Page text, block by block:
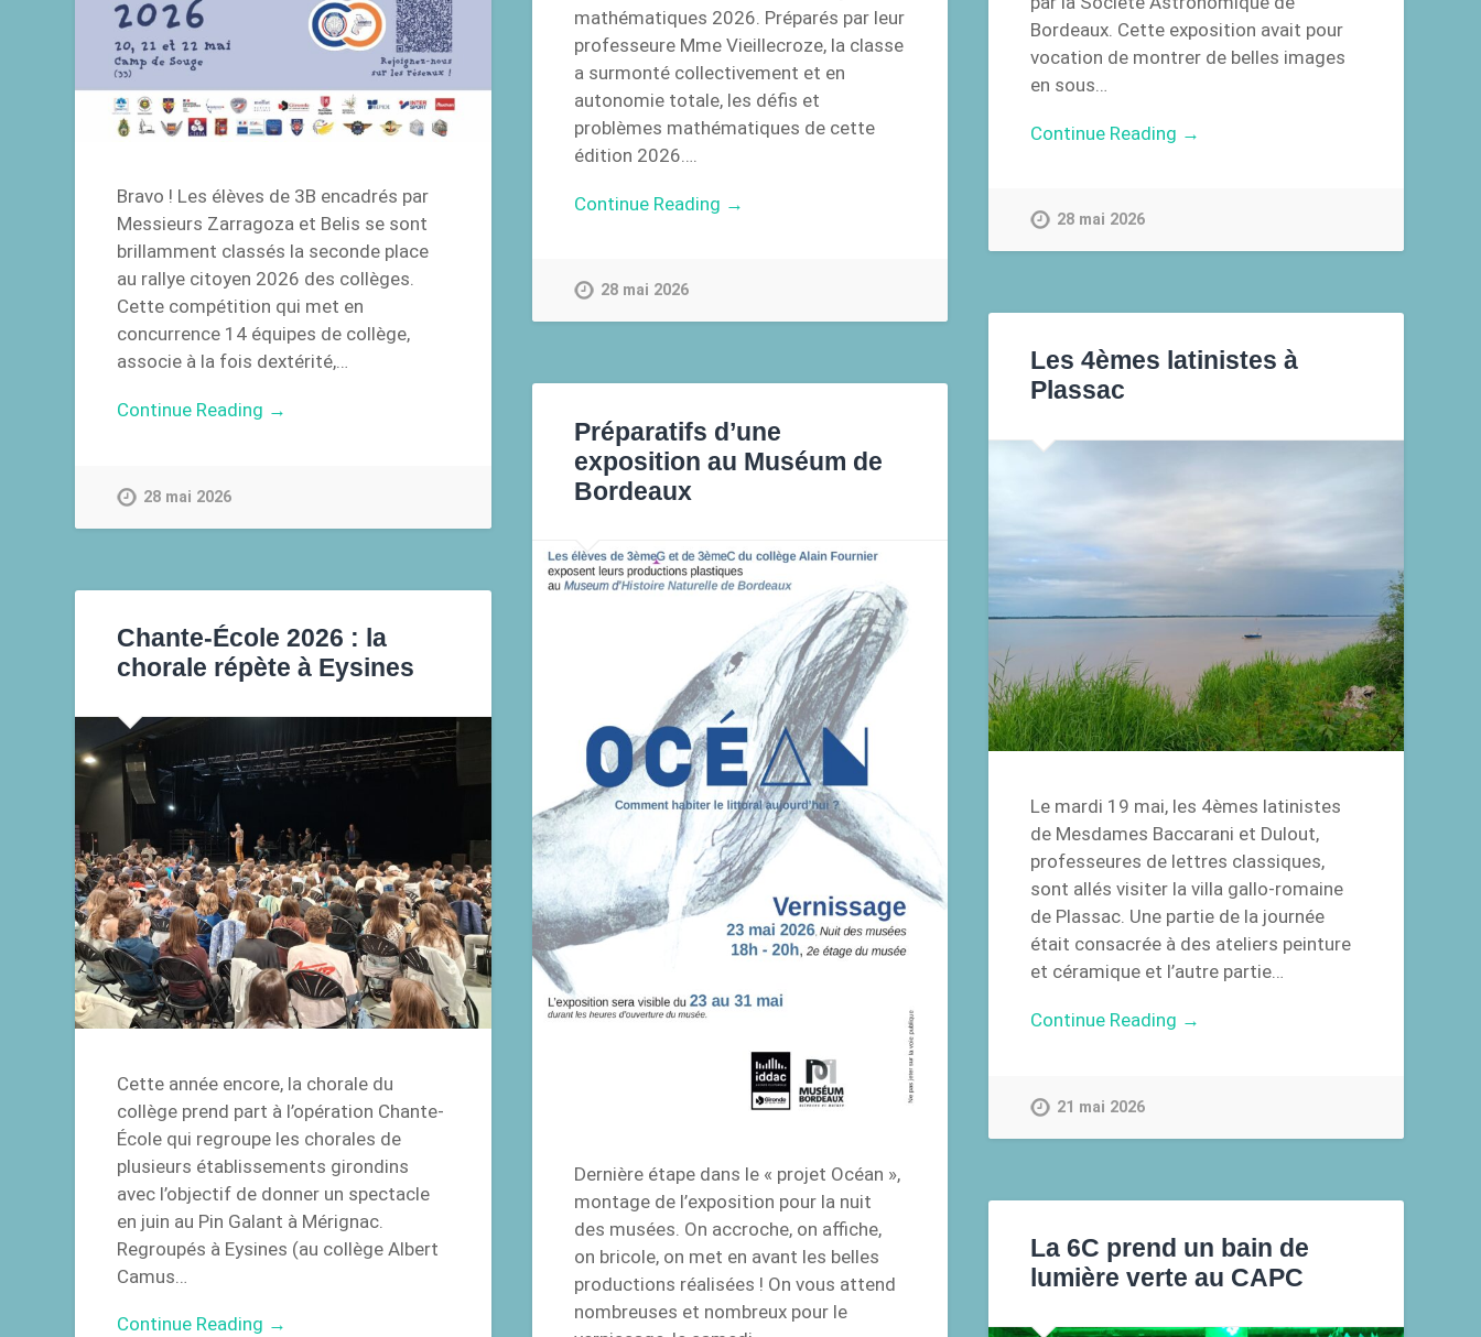
Bravo ! Les élèves de 3B encadrés par
Messieurs Zarragoza et Belis se sont
brillamment classés la seconde place
au rallye citoyen 2026 des collèges.
Cette compétition qui met en
concurrence 14 équipes de collège,
associe à la fois dextérité,…
Continue Reading →
28 mai 2026
mathématiques 2026. Préparés par leur
professeure Mme Vieillecroze, la classe
a surmonté collectivement et en
autonomie totale, les défis et
problèmes mathématiques de cette
édition 2026….
Continue Reading →
28 mai 2026
Bordeaux. Cette exposition avait pour
vocation de montrer de belles images
en sous…
Continue Reading →
28 mai 2026
Les 4èmes latinistes à
Plassac
Le mardi 19 mai, les 4èmes latinistes
de Mesdames Baccarani et Dulout,
professeures de lettres classiques,
sont allés visiter la villa gallo-romaine
de Plassac. Une partie de la journée
était consacrée à des ateliers peinture
et céramique et l’autre partie…
Continue Reading →
21 mai 2026
Préparatifs d’une
exposition au Muséum de
Bordeaux
Dernière étape dans le « projet Océan »,
montage de l’exposition pour la nuit
des musées. On accroche, on affiche,
on bricole, on met en avant les belles
productions réalisées ! On vous attend
nombreuses et nombreux pour le
Chante-École 2026 : la
chorale répète à Eysines
Cette année encore, la chorale du
collège prend part à l’opération Chante-
École qui regroupe les chorales de
plusieurs établissements girondins
avec l’objectif de donner un spectacle
en juin au Pin Galant à Mérignac.
Regroupés à Eysines (au collège Albert
Camus…
Continue Reading →
La 6C prend un bain de
lumière verte au CAPC